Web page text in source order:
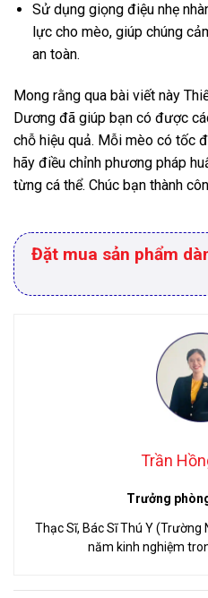
Sử dụng giọng điệu nhẹ
lực cho mèo, giúp chúng
an toàn.
Mong rằng qua bài viết này
Dương đã giúp bạn có được
chỗ hiệu quả. Mỗi mèo có tốc
hãy điều chỉnh phương pháp
từng cá thể. Chúc bạn thành
Đặt mua sản phẩm
Trần
Trưởng
Thạc Sĩ, Bác Sĩ Thú Y (Trường
năm kinh nghiệm